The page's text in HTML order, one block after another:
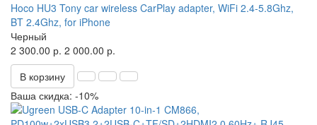
Hoco HU3 Tony car wireless CarPlay adapter, WiFi 2.4-5.8Ghz,
BT 2.4Ghz, for iPhone
Черный
2 300.00 р. 2 000.00 р.
В корзину
Ваша скидка: -10%